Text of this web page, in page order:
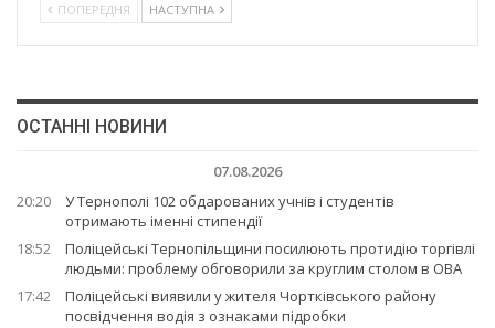
ПОПЕРЕДНЯ НАСТУПНА
ОСТАННІ НОВИНИ
07.08.2026
20:20
У Тернополі 102 обдарованих учнів і студентів
отримають іменні стипендії
18:52
Поліцейські Тернопільщини посилюють протидію торгівлі
людьми: проблему обговорили за круглим столом в ОВА
17:42
Поліцейські виявили у жителя Чортківського району
посвідчення водія з ознаками підробки